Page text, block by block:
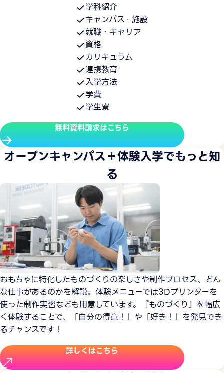
学科紹介
キャンパス・施設
就職・キャリア
資格
カリキュラム
連携教育
入学方法
学費
学生寮
無料資料請求はこちら
オープンキャンパス＋体験入学でもっと知
る
おもちゃに特化したものづくりの楽しさや制作プロセス、どん
な仕事があるのかを解説。体験メニューでは3Dプリンターを
使った制作実習なども用意しています。『ものづくり』を幅広
く体験することで、「自分の得意！」や「好き！」を発見でき
るチャンスです！
詳しくはこちら